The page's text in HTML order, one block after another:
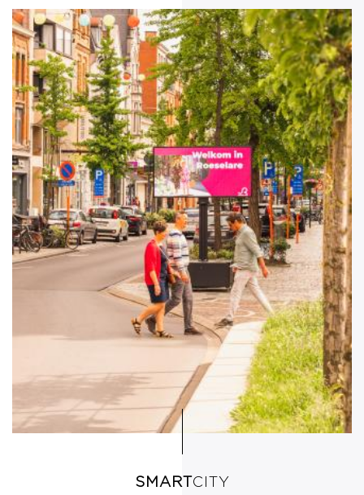
SMART CITY